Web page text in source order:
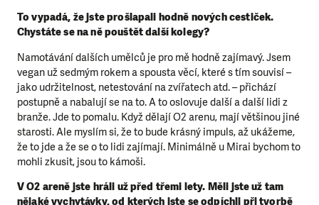
To vypadá, že jste prošlapali hodně nových cestiček.
Chystáte se na ně pouštět další kolegy?
Namotávání dalších umělců je pro mě hodně zajímavý. Jsem
vegan už sedmým rokem a spousta věcí, které s tím souvisí –
jako udržitelnost, netestování na zvířatech atd. – přichází
postupně a nabalují se na to. A to oslovuje další a další lidi z
branže. Jde to pomalu. Když dělají O2 arenu, mají většinou jiné
starosti. Ale myslím si, že to bude krásný impuls, až ukážeme,
že to jde a že se o to lidi zajímají. Minimálně u Mirai bychom to
mohli zkusit, jsou to kámoši.
V O2 areně jste hráli už před třemi lety. Měli jste už tam
nějaké vychytávky, od kterých jste se odpíchli při tvorbě